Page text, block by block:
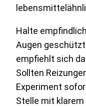
Halte
Augen
empfiehlt sich
Sollten
Experiment
Stelle mit klarem